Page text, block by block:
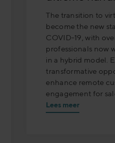
The transition to
become the new
COVID-19, with
professionals now
in a hybrid model.
transformative
enhance remote
engagement for
Lees meer